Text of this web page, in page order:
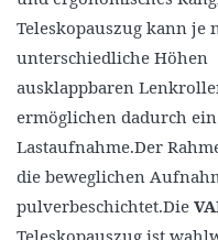
Teleskopauszug kann je
unterschiedliche
ausklappbaren
ermöglichen dadurch
Lastaufnahme.Der
die beweglichen
pulverbeschichtet.Die
Teleskopauszug ist